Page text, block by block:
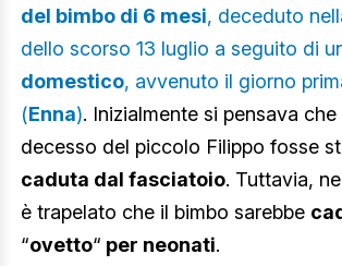
del bimbo di 6 mesi, deceduto
dello scorso 13 luglio a seguito di
domestico, avvenuto il giorno
(Enna). Inizialmente si pensava
decesso del piccolo Filippo fosse
caduta dal fasciatoio. Tuttavia,
è trapelato che il bimbo sarebbe
“ovetto“ per neonati.